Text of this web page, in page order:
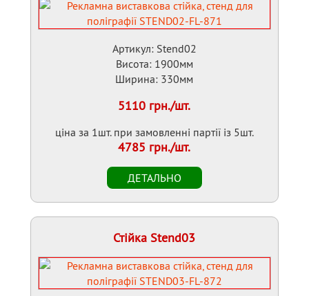
Артикул: Stend02
Висота: 1900мм
Ширина: 330мм
5110 грн./шт.
ціна за 1шт. при замовленні партії із 5шт.
4785 грн./шт.
Стійка Stend03